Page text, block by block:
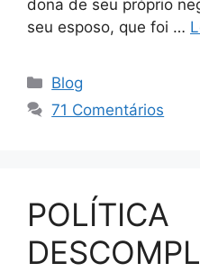
dona de seu próprio
seu esposo, que foi …
Categorias
Blog
71 Comentários
POLÍTICA